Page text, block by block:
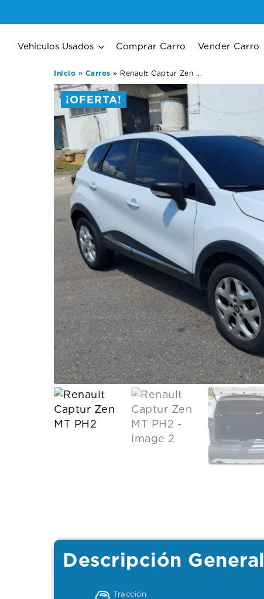
Vehículos Usados Comprar Carro Vender Carro
Inicio » Carros » Renault Captur Zen ...
¡OFERTA!
Descripción General
Tracción